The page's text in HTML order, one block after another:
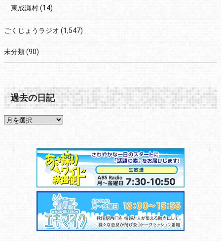
東成瀬村(14)
ごくじょうラジオ (1,547)
未分類(90)
過去の日記